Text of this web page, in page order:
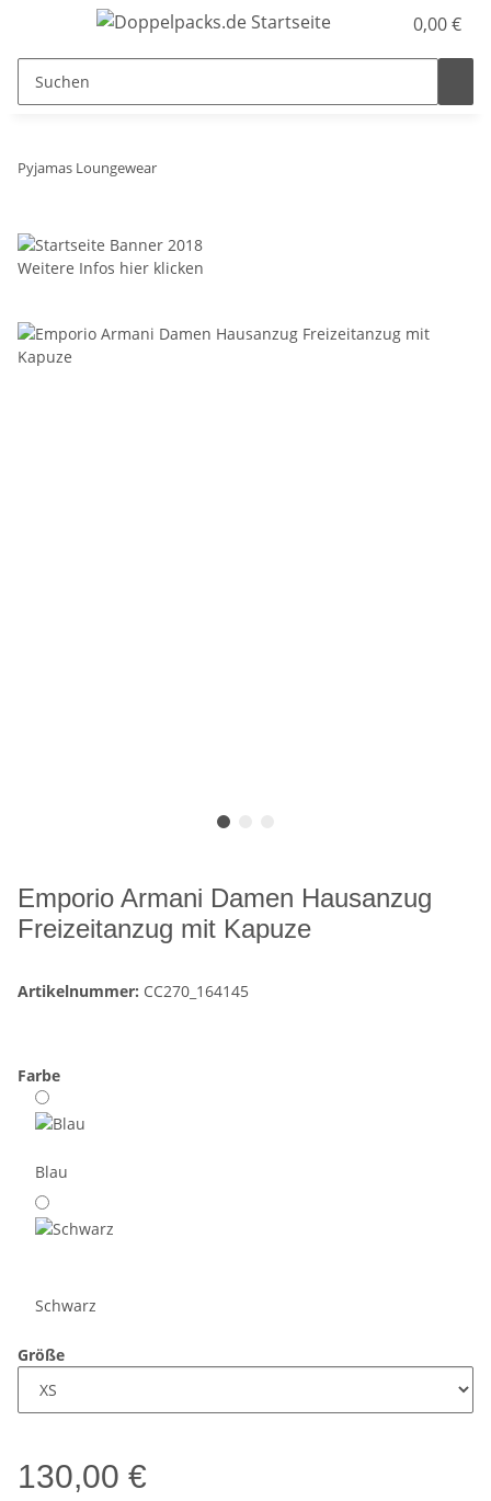
0,00 €
Pyjamas Loungewear
Weitere Infos hier klicken
Emporio Armani Damen Hausanzug
Freizeitanzug mit Kapuze
Artikelnummer: CC270_164145
Farbe
Blau
Schwarz
Größe
130,00 €